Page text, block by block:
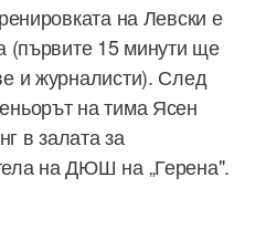
на Левски е
(първите 15 минути ще
и журналисти). След
на тима Ясен
в залата за
на ДЮШ на „Герена".